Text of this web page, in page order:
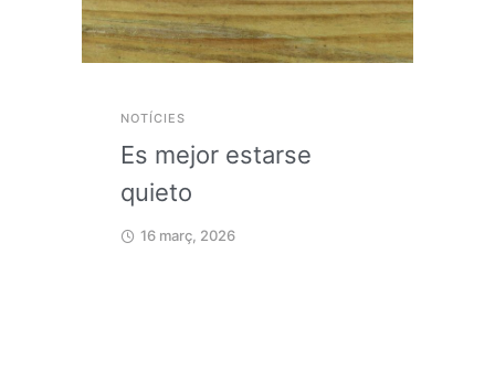
NOTÍCIES
Es mejor estarse
quieto
16 març, 2026